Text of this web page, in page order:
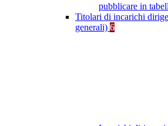
pubblicare in
Titolari di incarichi
generali) 6